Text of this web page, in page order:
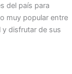
del país para
muy popular entre
disfrutar de sus